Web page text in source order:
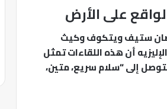
على الأرض
ستيف ويتكوف وكيث
أن هذه اللقاءات تمثل
إلى “سلام سريع، متين،